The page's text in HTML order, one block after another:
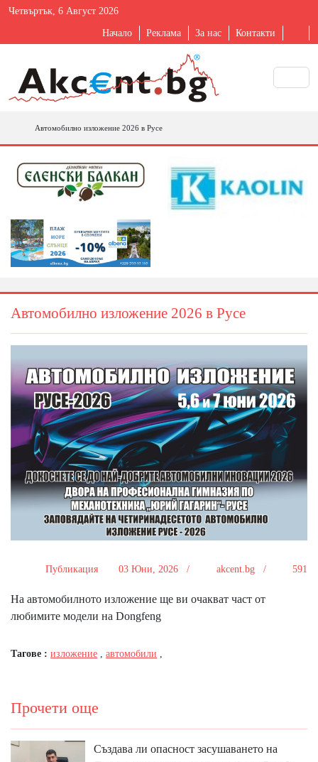
Четвъртък, 6 Август 2026
Начало Реклама За нас Контакти
Автомобилно изложение 2026 в Русе
Автомобилно изложение 2026 в Русе
Публикация 03 Юни, 2026 / akcent.bg / 591
На автомобилното изложение ще ви очакват част от
любимите модели на Dongfeng
Тагове : изложение , автомобили ,
Прочети още
Създава ли опасност засушаването на